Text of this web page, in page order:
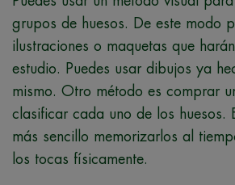
grupos de huesos. De este modo
ilustraciones o maquetas que
estudio. Puedes usar dibujos ya
mismo. Otro método es comprar
clasificar cada uno de los huesos.
más sencillo memorizarlos al
los tocas físicamente.